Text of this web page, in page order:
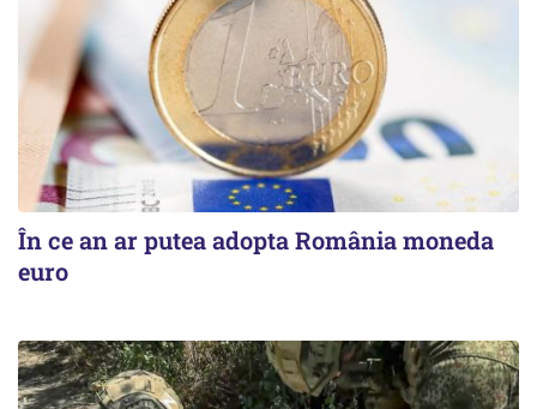
În ce an ar putea adopta România moneda
euro